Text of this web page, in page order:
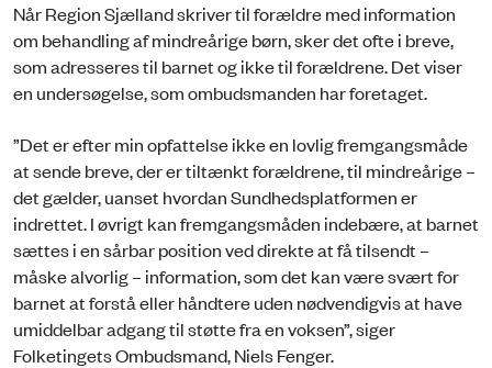
Når Region Sjælland skriver til forældre med information
om behandling af mindreårige børn, sker det ofte i breve,
som adresseres til barnet og ikke til forældrene. Det viser
en undersøgelse, som ombudsmanden har foretaget.
”Det er efter min opfattelse ikke en lovlig fremgangsmåde
at sende breve, der er tiltænkt forældrene, til mindreårige –
det gælder, uanset hvordan Sundhedsplatformen er
indrettet. I øvrigt kan fremgangsmåden indebære, at barnet
sættes i en sårbar position ved direkte at få tilsendt –
måske alvorlig – information, som det kan være svært for
barnet at forstå eller håndtere uden nødvendigvis at have
umiddelbar adgang til støtte fra en voksen”, siger
Folketingets Ombudsmand, Niels Fenger.